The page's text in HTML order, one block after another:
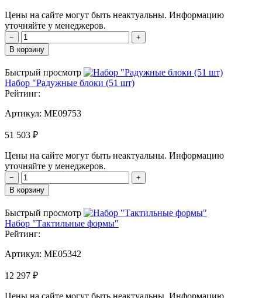
Цены на сайте могут быть неактуальны. Информацию
уточняйте у менеджеров.
−
+
В корзину
Быстрый просмотр
Набор "Радужные блоки (51 шт)
Рейтинг:
Артикул: MЕ09753
51 503 ₽
Цены на сайте могут быть неактуальны. Информацию
уточняйте у менеджеров.
−
+
В корзину
Быстрый просмотр
Набор "Тактильные формы"
Рейтинг:
Артикул: MЕ05342
12 297 ₽
Цены на сайте могут быть неактуальны. Информацию